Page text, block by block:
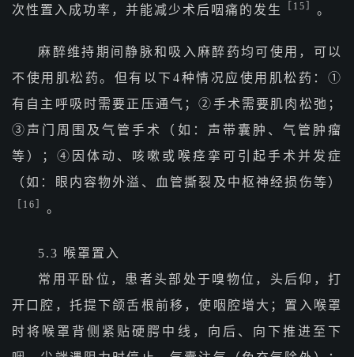
次性置入成功率，并能减少术后咽痛的发生
［15］ 。
麻醉维持期间静脉和吸入麻醉药均可使用，可以
不使用肌松药。但有以下4种情况应使用肌松药：①
有自主呼吸时需要正压通气；②手术需要肌肉松弛；
③声门周围及气管手术（如：声带囊肿、气管肿瘤
等）；④因体动、咳嗽或喉痉挛可引起手术并发症
（如：眼内容物外溢、血管撕裂及中枢神经损伤等）
［16］ 。
5.3 喉罩置入
常用平卧位，患者头部处于嗅物位，头后仰，打
开口腔，托提下颌舌根前移，使咽腔增大；置入喉罩
时将喉罩背侧紧贴硬腭中线，向后、向下推进至下